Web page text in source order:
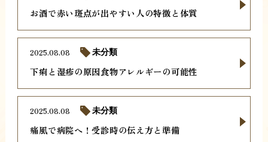
お酒で赤い斑点が出やすい人の特徴と体質
下痢と湿疹の原因食物アレルギーの可能性
2025.08.08 未分類
痛風で病院へ！受診時の伝え方と準備
2025.08.08 未分類